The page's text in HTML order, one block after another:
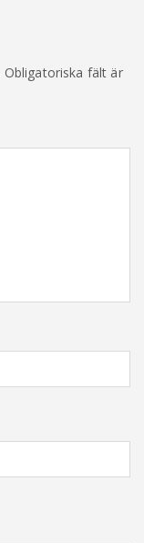
Obligatoriska fält är